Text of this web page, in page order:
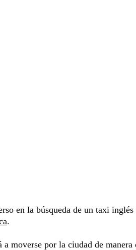
en la búsqueda de un taxi
.
moverse por la ciudad de manera